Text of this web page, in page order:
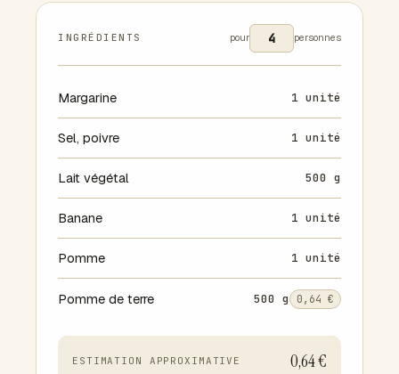
INGRÉDIENTS pour personnes
Margarine 1 unité
Sel, poivre 1 unité
Lait végétal 500 g
Banane 1 unité
Pomme 1 unité
Pomme de terre 500 g 0,64 €
ESTIMATION APPROXIMATIVE 0,64 €